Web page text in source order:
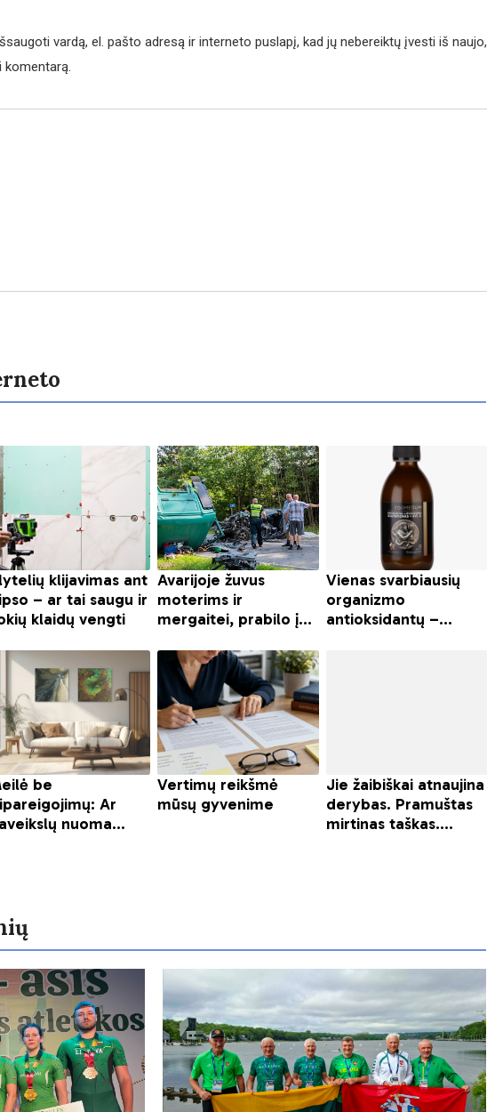
vardą, el. pašto adresą ir interneto puslapį, kad jų nebereiktų įvesti iš naujo,
komentarą.